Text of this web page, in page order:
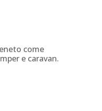
come
e caravan.